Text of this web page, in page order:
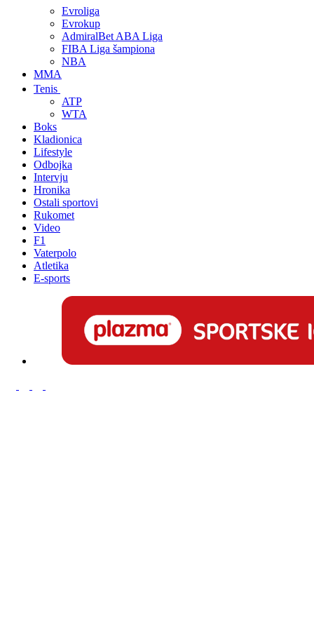
Evroliga
Evrokup
AdmiralBet ABA Liga
FIBA Liga šampiona
NBA
MMA
Tenis
ATP
WTA
Boks
Kladionica
Lifestyle
Odbojka
Intervju
Hronika
Ostali sportovi
Rukomet
Video
F1
Vaterpolo
Atletika
E-sports